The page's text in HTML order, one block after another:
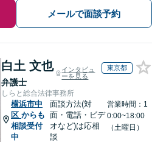
メールで面談予約
白土 文也
弁護士
インタビュ
ーを見る
東京都
しらと総合法律事務所
横浜市中
区 からも
相談受付
中
面談方法(対
面・電話・ビデ
オなど)は応相
談
営業時間：1
0:00~18:00
（土曜日）